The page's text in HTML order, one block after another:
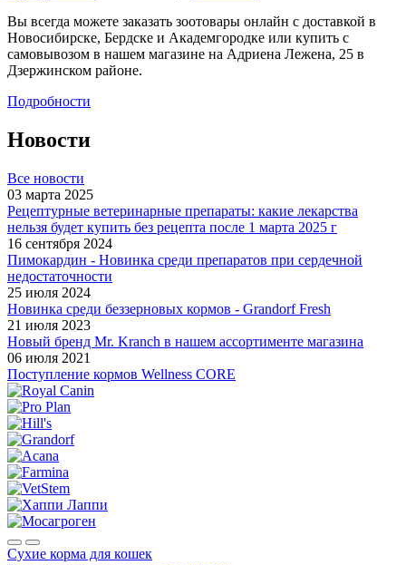
Вы всегда можете заказать зоотовары онлайн с доставкой в
Новосибирске, Бердске и Академгородке или купить с
самовывозом в нашем магазине на Адриена Лежена, 25 в
Дзержинском районе.
Подробности
Новости
Все новости
03 марта 2025
Рецептурные ветеринарные препараты: какие лекарства
нельзя будет купить без рецепта после 1 марта 2025 г
16 сентября 2024
Пимокардин - Новинка среди препаратов при сердечной
недостаточности
25 июля 2024
Новинка среди беззерновых кормов - Grandorf Fresh
21 июля 2023
Новый бренд Mr. Kranch в нашем ассортименте магазина
06 июля 2021
Поступление кормов Wellness CORE
Сухие корма для кошек